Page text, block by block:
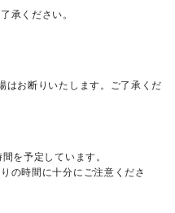
承ください。
はお断りいたします。ご了承くだ
を予定しています。
の時間に十分にご注意くださ